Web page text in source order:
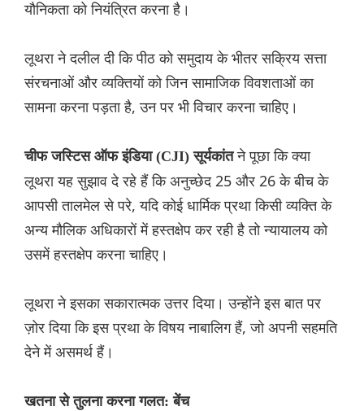
यौनिकता को नियंत्रित करना है।
लूथरा ने दलील दी कि पीठ को समुदाय के भीतर सक्रिय सत्ता
संरचनाओं और व्यक्तियों को जिन सामाजिक विवशताओं का
सामना करना पड़ता है, उन पर भी विचार करना चाहिए।
चीफ जस्टिस ऑफ इंडिया (CJI) सूर्यकांतने पूछा कि क्या
लूथरा यह सुझाव दे रहे हैं कि अनुच्छेद 25 और 26 के बीच के
आपसी तालमेल से परे, यदि कोई धार्मिक प्रथा किसी व्यक्ति के
अन्य मौलिक अधिकारों में हस्तक्षेप कर रही है तो न्यायालय को
उसमें हस्तक्षेप करना चाहिए।
लूथरा ने इसका सकारात्मक उत्तर दिया। उन्होंने इस बात पर
ज़ोर दिया कि इस प्रथा के विषय नाबालिग हैं, जो अपनी सहमति
देने में असमर्थ हैं।
खतना से तुलना करना गलत: बेंच